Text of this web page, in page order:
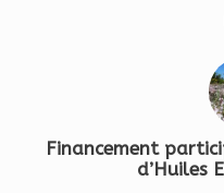
Financement
d’Huiles